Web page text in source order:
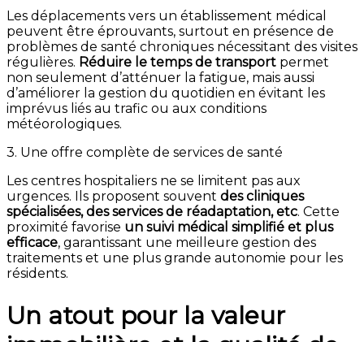
Les déplacements vers un établissement médical
peuvent être éprouvants, surtout en présence de
problèmes de santé chroniques nécessitant des visites
régulières. Réduire le temps de transport permet
non seulement d’atténuer la fatigue, mais aussi
d’améliorer la gestion du quotidien en évitant les
imprévus liés au trafic ou aux conditions
météorologiques.
3. Une offre complète de services de santé
Les centres hospitaliers ne se limitent pas aux
urgences. Ils proposent souvent des cliniques
spécialisées, des services de réadaptation, etc. Cette
proximité favorise un suivi médical simplifié et plus
efficace, garantissant une meilleure gestion des
traitements et une plus grande autonomie pour les
résidents.
Un atout pour la valeur